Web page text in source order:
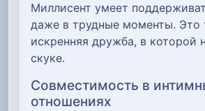
Миллисент умеет
даже в трудные моменты. Это
искренняя дружба, в которой
скуке.
Совместимость в
отношениях